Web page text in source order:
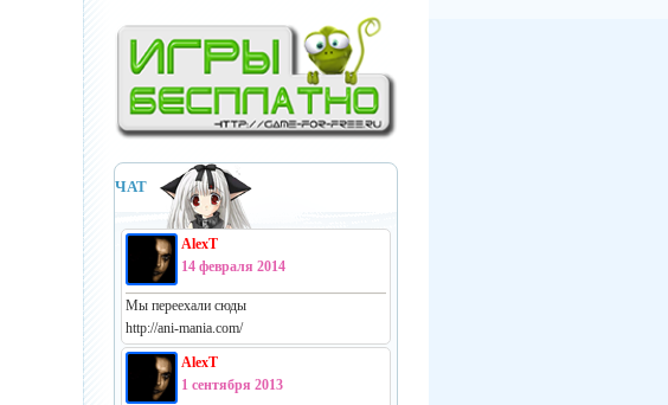
ЧАТ
AlexT
14 февраля 2014
Мы переехали сюды
http://ani-mania.com/
AlexT
1 сентября 2013